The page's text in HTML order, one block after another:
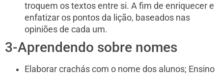
troquem os textos entre si. A fim de enriquecer e
enfatizar os pontos da lição, baseados nas
opiniões de cada um.
3-Aprendendo sobre nomes
Elaborar crachás com o nome dos alunos; Ensino